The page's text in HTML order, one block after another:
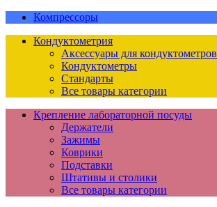
Компрессоры
Кондуктометрия
Аксессуары для кондуктометров
Кондуктометры
Стандарты
Все товары категории
Крепление лабораторной посуды
Держатели
Зажимы
Коврики
Подставки
Штативы и столики
Все товары категории